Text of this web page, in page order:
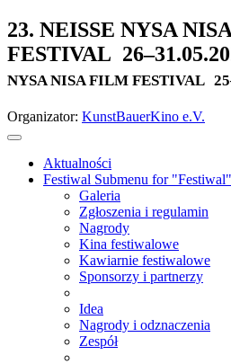
23. NEISSE NYSA
FESTIVAL
NYSA NISA FILM FESTIVAL
Organizator: KunstBauerKino e.V.
Aktualności
Festiwal Submenu for "Festiwal"
Galeria
Zgłoszenia i regulamin
Nagrody
Kina festiwalowe
Kawiarnie festiwalowe
Sponsorzy i partnerzy
Idea
Nagrody i odznaczenia
Zespół